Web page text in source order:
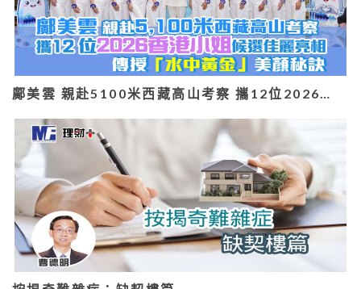
鄺美雲 親赴5100米西藏高山考察 攜12位2026…